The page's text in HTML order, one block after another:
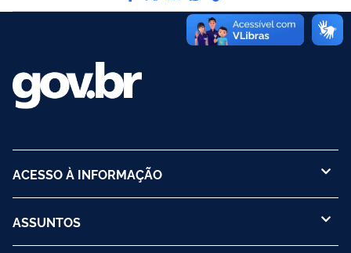
ACESSO À INFORMAÇÃO
ASSUNTOS